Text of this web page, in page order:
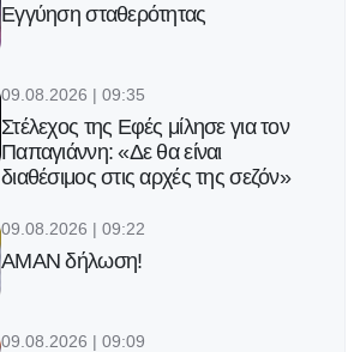
Εγγύηση σταθερότητας
09.08.2026 | 09:35
Στέλεχος της Εφές μίλησε για τον
Παπαγιάννη: «Δε θα είναι
διαθέσιμος στις αρχές της σεζόν»
09.08.2026 | 09:22
ΑΜΑΝ δήλωση!
09.08.2026 | 09:09